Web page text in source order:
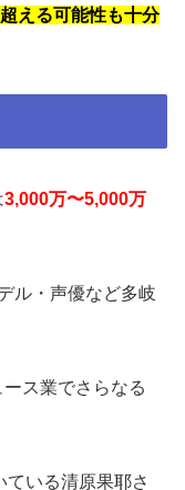
える可能性も十分
3,000万〜5,000万
ル・声優など多岐
ス業でさらなる
いる清原果耶さ